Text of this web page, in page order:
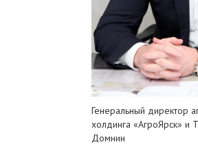
Генеральный директор
холдинга «АгроЯрск» и
Домнин